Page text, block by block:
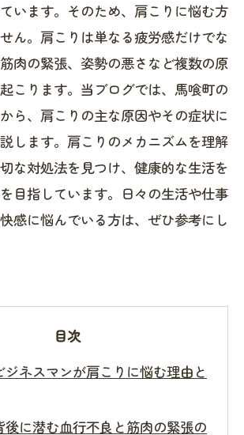
います。そのため、肩こりに悩む方
ん。肩こりは単なる疲労感だけでな
肉の緊張、姿勢の悪さなど複数の原
こります。当ブログでは、馬喰町の
ら、肩こりの主な原因やその症状に
します。肩こりのメカニズムを理解
な対処法を見つけ、健康的な生活を
目指しています。日々の生活や仕事
感に悩んでいる方は、ぜひ参考にし
目次
ジネスマンが肩こりに悩む理由と
後に潜む血行不良と筋肉の緊張の